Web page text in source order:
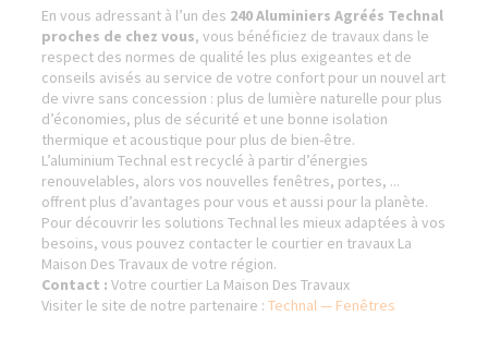
En vous adressant à l’un des 240 Aluminiers Agréés Technal
proches de chez vous, vous bénéficiez de travaux dans le
respect des normes de qualité les plus exigeantes et de
conseils avisés au service de votre confort pour un nouvel art
de vivre sans concession : plus de lumière naturelle pour plus
d’économies, plus de sécurité et une bonne isolation
thermique et acoustique pour plus de bien-être.
L’aluminium Technal est recyclé à partir d’énergies
renouvelables, alors vos nouvelles fenêtres, portes, ...
offrent plus d’avantages pour vous et aussi pour la planète.
Pour découvrir les solutions Technal les mieux adaptées à vos
besoins, vous pouvez contacter le courtier en travaux La
Maison Des Travaux de votre région.
Contact :Votre courtier La Maison Des Travaux
Visiter le site de notre partenaire :Technal — Fenêtres